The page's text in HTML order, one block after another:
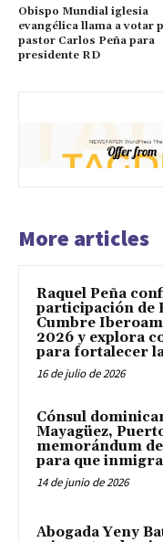
Obispo Mundial iglesia
evangélica llama a votar
pastor Carlos Peña para
presidente RD
More articles
Raquel Peña
participación de
Cumbre
2026 y explora
para fortalecer
16 de julio de 2026
Cónsul
Mayagüez,
memorándum
para que
14 de junio de 2026
Abogada Yeny